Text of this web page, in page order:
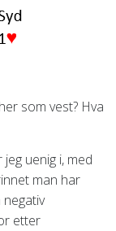
som vest? Hva
uenig i, med
man har
negativ
etter